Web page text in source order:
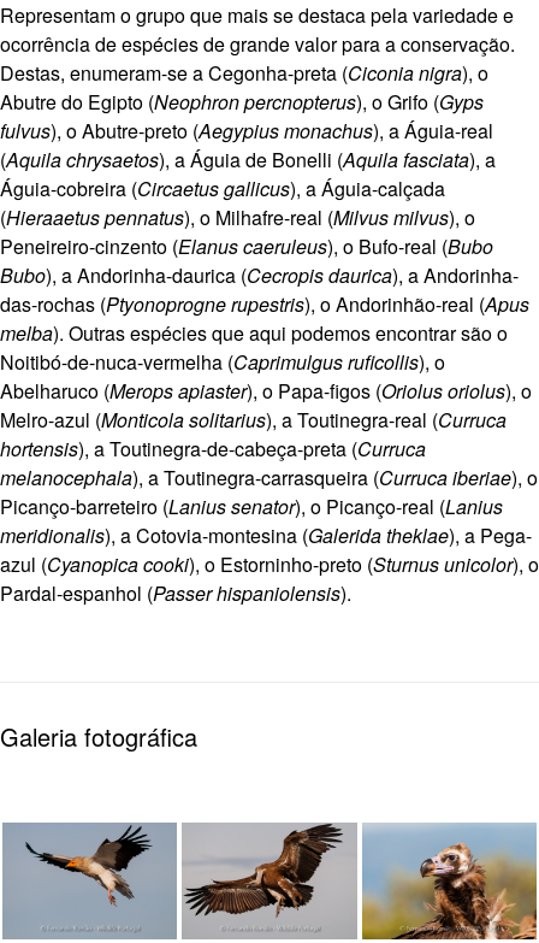
Representam o grupo que mais se destaca pela variedade e
ocorrência de espécies de grande valor para a conservação.
Destas, enumeram-se aCegonha-preta (Ciconia nigra), o
Abutre do Egipto (Neophron percnopterus), o Grifo (Gyps
fulvus), o Abutre-preto (Aegypius monachus), a Águia-real
(Aquila chrysaetos), a Águia de Bonelli (Aquila fasciata), a
Águia-cobreira (Circaetus gallicus), a Águia-calçada
(Hieraaetus pennatus), o Milhafre-real (Milvus milvus), o
Peneireiro-cinzento (Elanus caeruleus), o Bufo-real (Bubo
Bubo), a Andorinha-daurica (Cecropis daurica), a Andorinha-
das-rochas (Ptyonoprogne rupestris), o Andorinhão-real (Apus
melba). Outras espécies que aqui podemos encontrar são o
Noitibó-de-nuca-vermelha (Caprimulgus ruficollis), o
Abelharuco (Merops apiaster), o Papa-figos (Oriolus oriolus), o
Melro-azul (Monticola solitarius), a Toutinegra-real (Curruca
hortensis), a Toutinegra-de-cabeça-preta (Curruca
melanocephala), a Toutinegra-carrasqueira (Curruca iberiae), o
Picanço-barreteiro (Lanius senator), o Picanço-real (Lanius
meridionalis), a Cotovia-montesina (Galerida theklae), a Pega-
azul (Cyanopica cooki), o Estorninho-preto (Sturnus unicolor), o
Pardal-espanhol (Passer hispaniolensis).
Galeria fotográfica